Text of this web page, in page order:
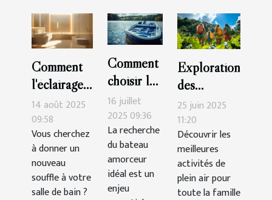
Comment
l'éclairage
peut
transformer
votre salle
de bain ?
14 août 2025
09:58
Vous cherchez
à donner un
nouveau
souffle à votre
salle de bain ?
Comment
choisir le
meilleur
bateau
amorceur
pour vos
sessions
de pêche
16 juillet
2025 09:36
La recherche
du bateau
amorceur
idéal est un
enjeu
Exploration
des
meilleures
activités de
plein air
pour toute
la famille
25 juin 2025
11:20
Découvrir les
meilleures
activités de
plein air pour
toute la famille